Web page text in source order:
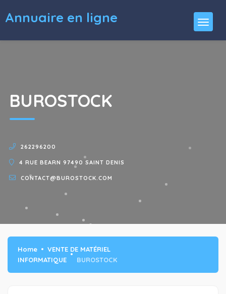
Annuaire en ligne
BUROSTOCK
262296200
4 RUE BEARN 97490 SAINT DENIS
CONTACT@BUROSTOCK.COM
Home
VENTE DE MATÉRIEL
INFORMATIQUE
BUROSTOCK